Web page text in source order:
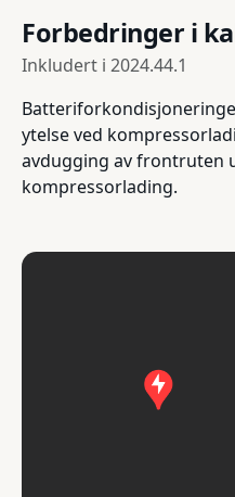
Forbedringer i
Inkludert i 2024.44.1
ytelse ved
avdugging av frontruten
kompressorlading.